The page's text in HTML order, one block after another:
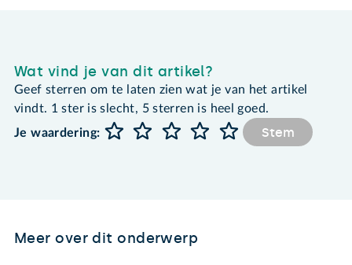
Wat vind je van dit artikel?
Geef sterren om te laten zien wat je van het artikel
vindt. 1 ster is slecht, 5 sterren is heel goed.
Je waardering:
Stem
Meer over dit onderwerp